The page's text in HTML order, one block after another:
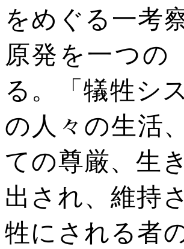
をめぐる一考
原発を一つの
る。「犠牲シ
の人々の生活
ての尊厳、生
出され、維持
牲にされる者